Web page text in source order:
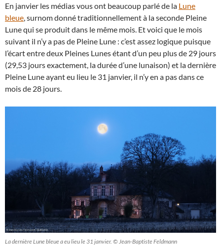
En janvier les médias vous ont beaucoup parlé de la Lune
bleue , surnom donné traditionnellement à la seconde Pleine
Lune qui se produit dans le même mois. Et voici que le mois
suivant il n’y a pas de Pleine Lune : c’est assez logique puisque
l’écart entre deux Pleines Lunes étant d’un peu plus de 29 jours
(29,53 jours exactement, la durée d’une lunaison) et la dernière
Pleine Lune ayant eu lieu le 31 janvier, il n’y en a pas dans ce
mois de 28 jours.
La dernière Lune bleue a eu lieu le 31 janvier. © Jean-Baptiste Feldmann